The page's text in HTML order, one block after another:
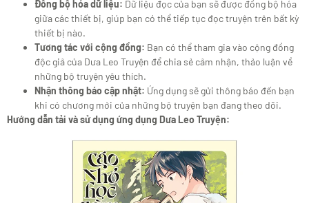
Đồng bộ hóa dữ liệu: Dữ liệu đọc của bạn sẽ được đồng bộ hóa
giữa các thiết bị, giúp bạn có thể tiếp tục đọc truyện trên bất kỳ
thiết bị nào.
Tương tác với cộng đồng: Bạn có thể tham gia vào cộng đồng
độc giả của Dưa Leo Truyện để chia sẻ cảm nhận, thảo luận về
những bộ truyện yêu thích.
Nhận thông báo cập nhật: Ứng dụng sẽ gửi thông báo đến bạn
khi có chương mới của những bộ truyện bạn đang theo dõi.
Hướng dẫn tải và sử dụng ứng dụng Dưa Leo Truyện: